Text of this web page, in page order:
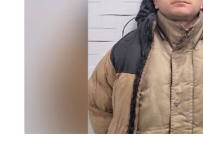
Atacó a un hombre
agredir a un policía: lo